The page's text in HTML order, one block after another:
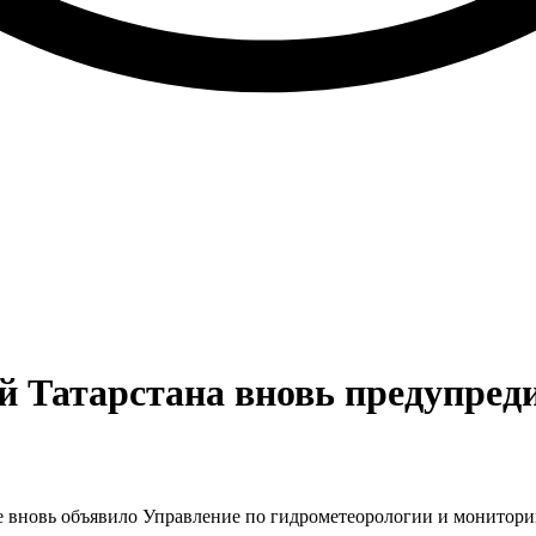
вновь
объявило Управление по гидрометеорологии и